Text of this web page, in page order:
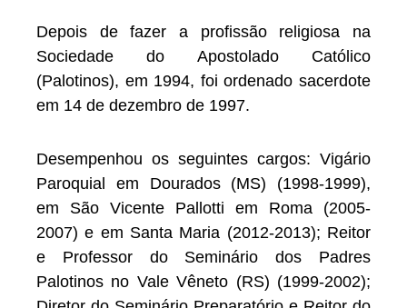
Depois de fazer a profissão religiosa na
Sociedade do Apostolado Católico
(Palotinos), em 1994, foi ordenado sacerdote
em 14 de dezembro de 1997.
Desempenhou os seguintes cargos: Vigário
Paroquial em Dourados (MS) (1998-1999),
em São Vicente Pallotti em Roma (2005-
2007) e em Santa Maria (2012-2013); Reitor
e Professor do Seminário dos Padres
Palotinos no Vale Vêneto (RS) (1999-2002);